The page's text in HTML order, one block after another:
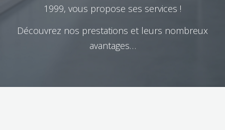
1999, vous propose ses services !
Découvrez nos prestations et leurs nombreux
avantages…